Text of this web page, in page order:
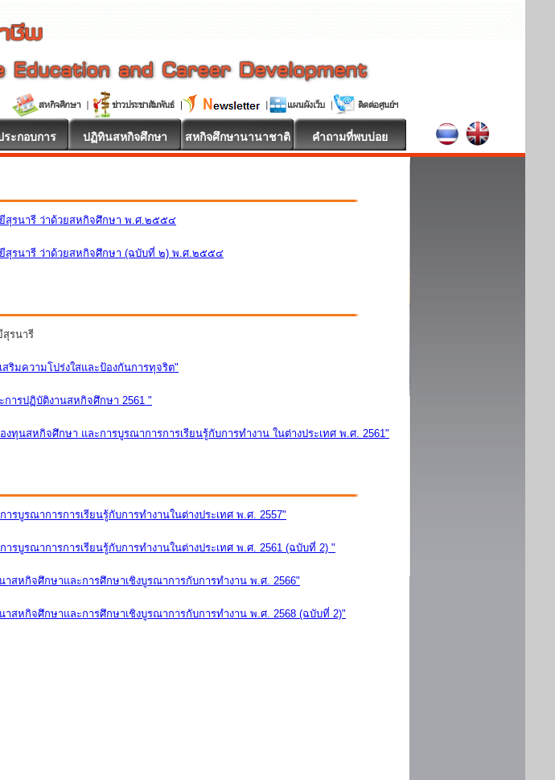
ระกอบการ ปฏิทินสหกิจศึกษา สหกิจศึกษานานาชาติ คำถามที่พบบ่อย
สุรนารี ว่าด้วยสหกิจศึกษา พ.ศ.๒๕๕๔
สุรนารี ว่าด้วยสหกิจศึกษา (ฉบับที่ ๒) พ.ศ.๒๕๕๔
สุรนารี
สริมความโปร่งใสและป้องกันการทุจริต"
การปฏิบัติงานสหกิจศึกษา 2561 "
ทุนสหกิจศึกษา และการบูรณาการการเรียนรู้กับการทำงาน ในต่างประเทศ พ.ศ. 2561"
รบูรณาการการเรียนรู้กับการทำงานในต่างประเทศ พ.ศ. 2557"
รบูรณาการการเรียนรู้กับการทำงานในต่างประเทศ พ.ศ. 2561 (ฉบับที่ 2) "
สหกิจศึกษาและการศึกษาเชิงบูรณาการกับการทำงาน พ.ศ. 2566"
สหกิจศึกษาและการศึกษาเชิงบูรณาการกับการทำงาน พ.ศ. 2568 (ฉบับที่ 2)"